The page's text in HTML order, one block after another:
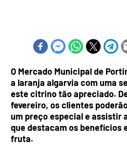
O Mercado Municipal de
a laranja algarvia com uma
este citrino tão apreciado.
fevereiro, os clientes
um preço especial e assistir
que destacam os benefícios
fruta.